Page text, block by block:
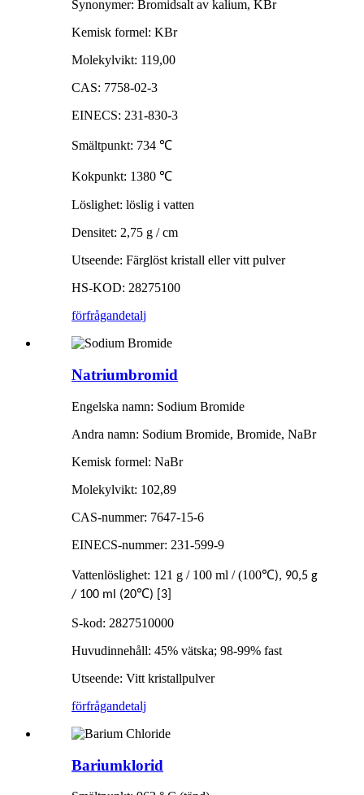
Synonymer: Bromidsalt av kalium, KBr
Kemisk formel: KBr
Molekylvikt: 119,00
CAS: 7758-02-3
EINECS: 231-830-3
Smältpunkt: 734 ℃
Kokpunkt: 1380 ℃
Löslighet: löslig i vatten
Densitet: 2,75 g / cm
Utseende: Färglöst kristall eller vitt pulver
HS-KOD: 28275100
förfrågandetalj
Natriumbromid
Engelska namn: Sodium Bromide
Andra namn: Sodium Bromide, Bromide, NaBr
Kemisk formel: NaBr
Molekylvikt: 102,89
CAS-nummer: 7647-15-6
EINECS-nummer: 231-599-9
Vattenlöslighet: 121 g / 100 ml / (100℃), 90,5 g
/ 100 ml (20℃) [3]
S-kod: 2827510000
Huvudinnehåll: 45% vätska; 98-99% fast
Utseende: Vitt kristallpulver
förfrågandetalj
Bariumklorid